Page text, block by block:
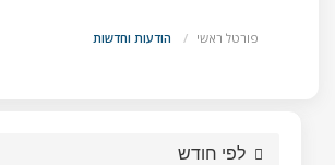
פורטל ראשי הודעות וחדשות
לפי חודש